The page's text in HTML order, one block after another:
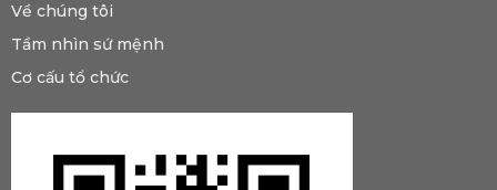
Về chúng tôi
Tầm nhìn sứ mệnh
Cơ cấu tổ chức